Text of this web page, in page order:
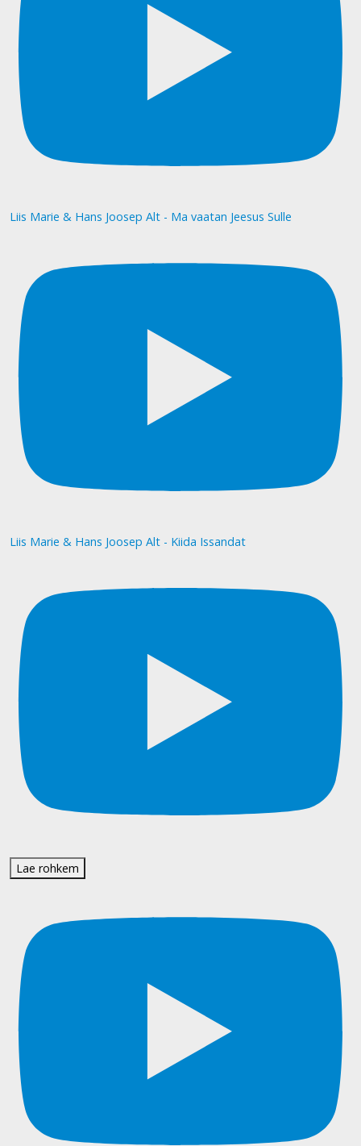
Liis Marie & Hans Joosep Alt - Ma vaatan Jeesus Sulle
Liis Marie & Hans Joosep Alt - Kiida Issandat
Lae rohkem